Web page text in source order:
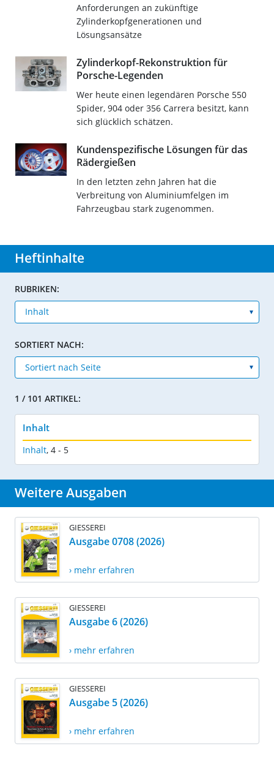
Anforderungen an zukünftige
Zylinderkopfgenerationen und
Lösungsansätze
Zylinderkopf-Rekonstruktion für
Porsche-Legenden
Wer heute einen legendären Porsche 550
Spider, 904 oder 356 Carrera besitzt, kann
sich glücklich schätzen.
Kundenspezifische Lösungen für das
Rädergießen
In den letzten zehn Jahren hat die
Verbreitung von Aluminiumfelgen im
Fahrzeugbau stark zugenommen.
Heftinhalte
RUBRIKEN:
SORTIERT NACH:
1 / 101 ARTIKEL:
Inhalt
Inhalt, 4 - 5
Weitere Ausgaben
GIESSEREI
Ausgabe 0708 (2026)
› mehr erfahren
GIESSEREI
Ausgabe 6 (2026)
› mehr erfahren
GIESSEREI
Ausgabe 5 (2026)
› mehr erfahren